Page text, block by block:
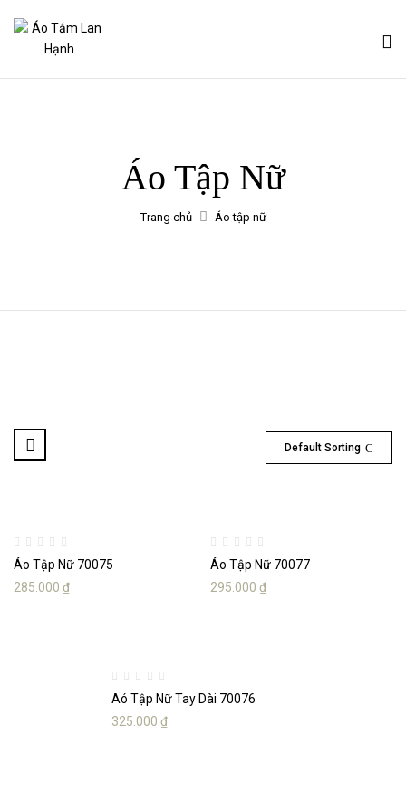
Áo Tập Nữ
Trang chủ Áo tập nữ
Default Sorting
Áo Tập Nữ 70075
285.000 ₫
Áo Tập Nữ 70077
295.000 ₫
Aó Tập Nữ Tay Dài 70076
325.000₫